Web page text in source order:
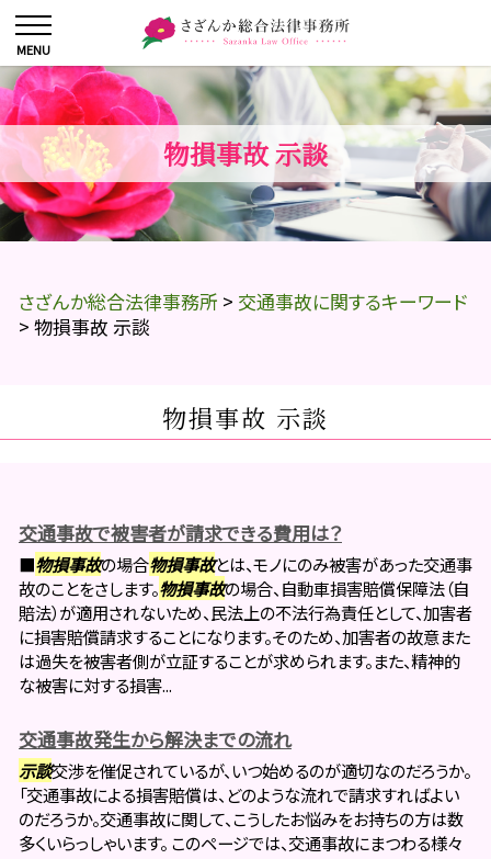
物損事故 示談
さざんか総合法律事務所 > 交通事故に関するキーワード
> 物損事故 示談
物損事故 示談
交通事故で被害者が請求できる費用は？
■物損事故の場合物損事故とは、モノにのみ被害があった交通事
故のことをさします。物損事故の場合、自動車損害賠償保障法（自
賠法）が適用されないため、民法上の不法行為責任として、加害者
に損害賠償請求することになります。そのため、加害者の故意また
は過失を被害者側が立証することが求められます。また、精神的
な被害に対する損害...
交通事故発生から解決までの流れ
示談交渉を催促されているが、いつ始めるのが適切なのだろうか。
「交通事故による損害賠償は、どのような流れで請求すればよい
のだろうか。交通事故に関して、こうしたお悩みをお持ちの方は数
多くいらっしゃいます。 このページでは、交通事故にまつわる様々